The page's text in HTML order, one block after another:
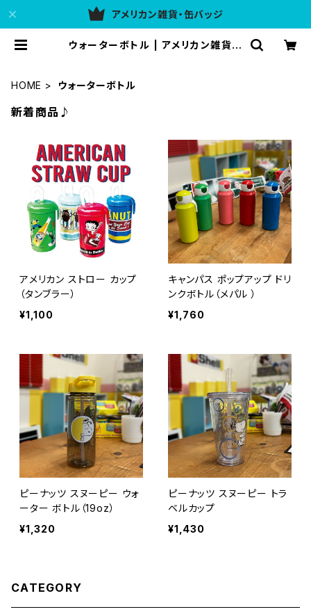
アメリカン雑貨・缶バッジ
ウォーターボトル | アメリカン雑貨 4
HOME ウォーターボトル
新着商品♪
アメリカン ストロー カップ
（タンブラー）
¥1,100
キャンパス ポップアップ ドリ
ンクボトル（メパル ）
¥1,760
ピーナッツ スヌーピー ウォ
ーター ボトル（19oz）
¥1,320
ピーナッツ スヌーピー トラ
ベルカップ
¥1,430
CATEGORY